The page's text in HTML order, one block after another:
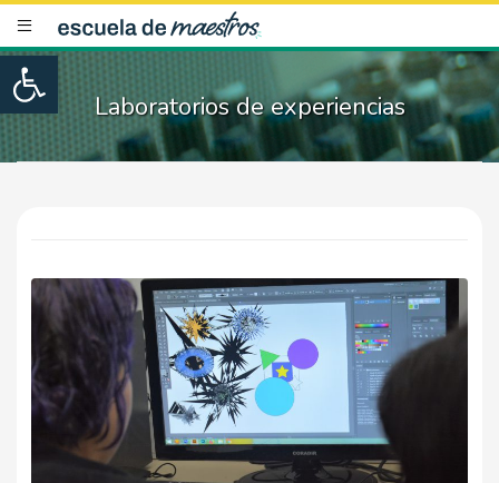
Open toolbar
Laboratorios de experiencias